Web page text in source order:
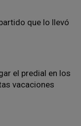
que lo llevó
el predial en los
vacaciones